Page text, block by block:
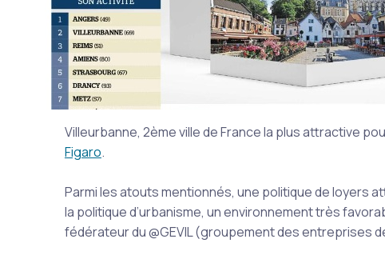
Villeurbanne, 2ème ville de France la plus attractive
Figaro.
Parmi les atouts mentionnés, une politique de loyers
la politique d’urbanisme, un environnement très
fédérateur du @GEVIL (groupement des entreprises